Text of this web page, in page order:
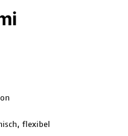
flexibel